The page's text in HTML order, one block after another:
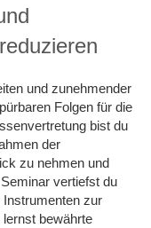
und zunehmender
Folgen für die
bist du
der
zu nehmen und
vertiefst du
zur
bewährte